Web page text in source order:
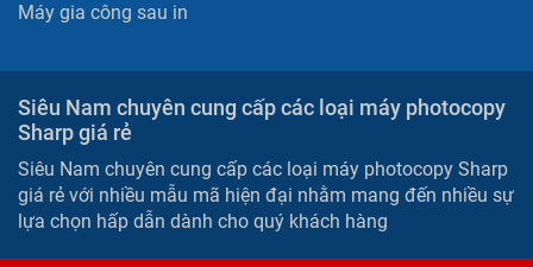
Siêu Nam chuyên cung cấp các loại máy photocopy
Sharp giá rẻ
Siêu Nam chuyên cung cấp các loại máy photocopy Sharp
giá rẻ với nhiều mẫu mã hiện đại nhằm mang đến nhiều sự
lựa chọn hấp dẫn dành cho quý khách hàng
Máy gia công sau in